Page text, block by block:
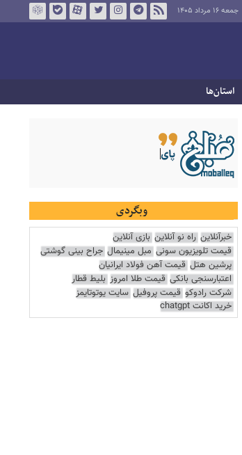
جمعه ۱۶ مرداد ۱۴۰۵
استان‌ها
وبگردی
خبرآنلاین راه نو آنلاین بازی آنلاین
قیمت تلویزیون سونی مبل مینیمال جراح بینی گوشتی
پرشین هتل قیمت آهن فولاد ایرانیان
اعتبارسنجی بانکی قیمت طلا امروز بلیط قطار
شرکت رادوکو قیمت پروفیل سایت یوتوتایمز
خرید اکانت chatgpt